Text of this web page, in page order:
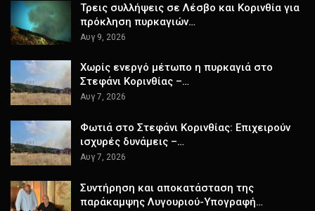
Τρεις συλλήψεις σε Λέσβο και Κορινθία για
πρόκληση πυρκαγιών…
Αυγ 9, 2026
Χωρίς ενεργό μέτωπο η πυρκαγιά στο
Στεφάνι Κορινθίας –…
Αυγ 7, 2026
Φωτιά στο Στεφάνι Κορινθίας: Επιχειρούν
ισχυρές δυνάμεις –…
Αυγ 7, 2026
Συντήρηση και αποκατάσταση της
παράκαμψης Λυγουριού-Υπογραφή…